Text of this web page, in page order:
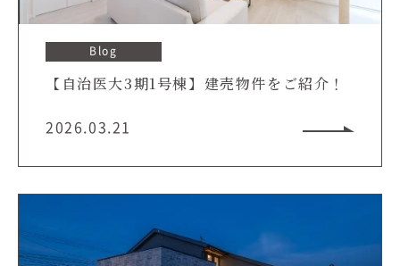
Blog
【自治医大3期1号棟】建売物件をご紹介！
2026.03.21